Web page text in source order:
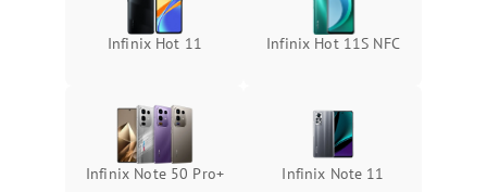
Infinix Hot 11 Infinix Hot 11S NFC
Infinix Note 50 Pro+ Infinix Note 11